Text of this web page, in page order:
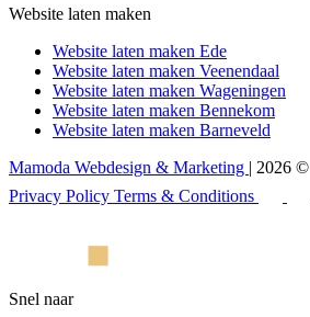
Website laten maken
Website laten maken Ede
Website laten maken Veenendaal
Website laten maken Wageningen
Website laten maken Bennekom
Website laten maken Barneveld
Mamoda Webdesign & Marketing | 2026 ©
Privacy Policy Terms & Conditions
Snel naar